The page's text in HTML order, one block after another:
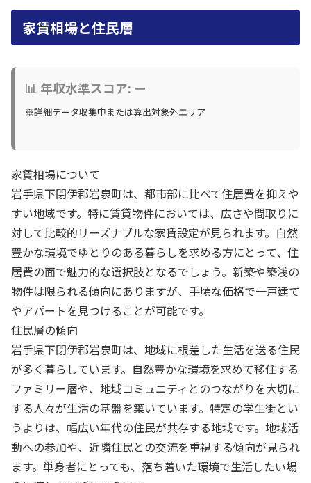
家賃相場と住民層
📊 年収水準スコア: ー
※詳細データ収集中または算出対象外エリア
家賃相場について
岩手県下閉伊郡岩泉町は、都市部に比べて住居費を抑えや
すい地域です。特に賃貸物件においては、広さや間取りに
対して比較的リーズナブルな家賃設定が見られます。自然
豊かな環境でゆとりのある暮らしを求める方にとって、住
居費の面で魅力的な選択肢となるでしょう。新築や築浅の
物件は限られる傾向にありますが、手頃な価格で一戸建て
やアパートを見つけることが可能です。
住民層の傾向
岩手県下閉伊郡岩泉町は、地域に根差した生活を送る住民
が多く暮らしています。自然豊かな環境を求めて移住する
ファミリー層や、地域コミュニティとのつながりを大切に
する人々が生活の基盤を築いています。特定の学生街とい
うよりは、幅広い年代の住民が共存する地域です。地域活
動への参加や、近隣住民との交流を重視する傾向が見られ
ます。単身者にとっても、落ち着いた環境で生活したい場